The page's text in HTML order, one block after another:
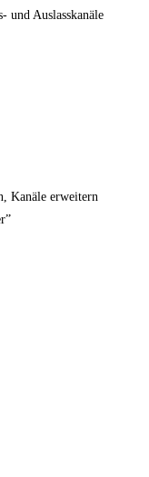
und Auslasskanäle
Kanäle erweitern